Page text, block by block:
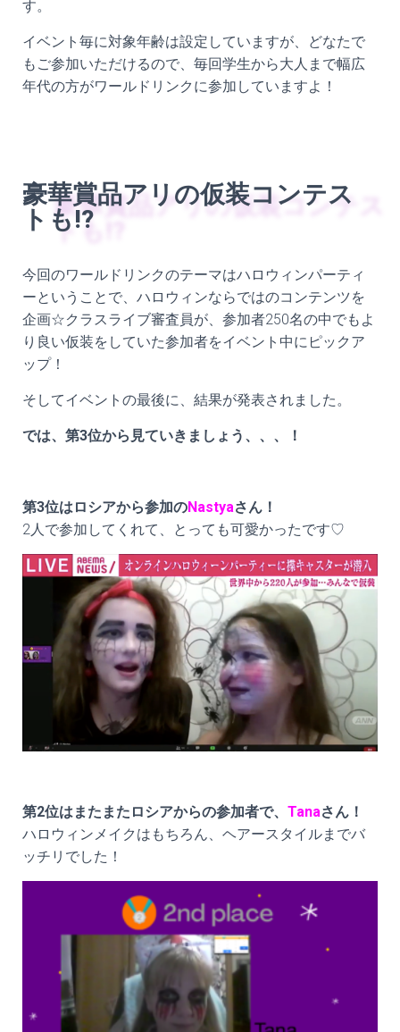
す。
イベント毎に対象年齢は設定していますが、どなたで
もご参加いただけるので、毎回学生から大人まで幅広
年代の方がワールドリンクに参加していますよ！
豪華賞品アリの仮装コンテス
トも!?
今回のワールドリンクのテーマはハロウィンパーティ
ーということで、ハロウィンならではのコンテンツを
企画☆クラスライブ審査員が、参加者250名の中でもよ
り良い仮装をしていた参加者をイベント中にピックア
ップ！
そしてイベントの最後に、結果が発表されました。
では、第3位から見ていきましょう、、、！
第3位はロシアから参加のNastyaさん！
2人で参加してくれて、とっても可愛かったです♡
第2位はまたまたロシアからの参加者で、 Tanaさん！
ハロウィンメイクはもちろん、ヘアースタイルまでバ
ッチリでした！